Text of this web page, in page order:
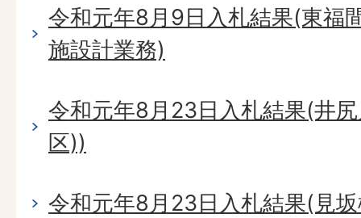
令和元年8月9日入札結果(東福
施設計業務)
令和元年8月23日入札結果(井
区))
令和元年8月23日入札結果(見